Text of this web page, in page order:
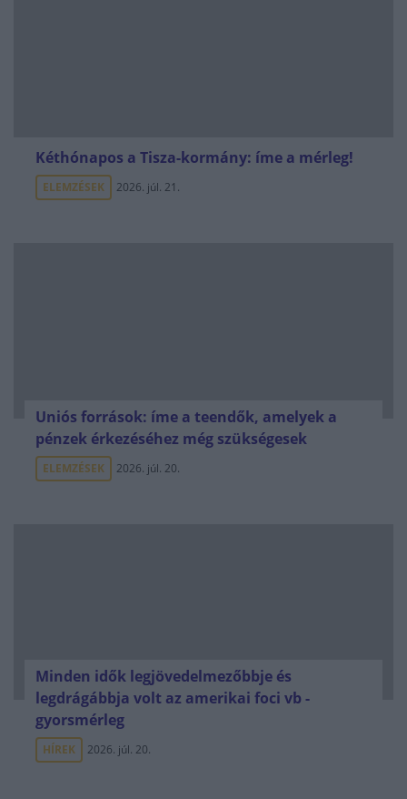
Kéthónapos a Tisza-kormány: íme a mérleg!
ELEMZÉSEK 2026. júl. 21.
Uniós források: íme a teendők, amelyek a
pénzek érkezéséhez még szükségesek
ELEMZÉSEK 2026. júl. 20.
Minden idők legjövedelmezőbbje és
legdrágábbja volt az amerikai foci vb -
gyorsmérleg
HÍREK 2026. júl. 20.